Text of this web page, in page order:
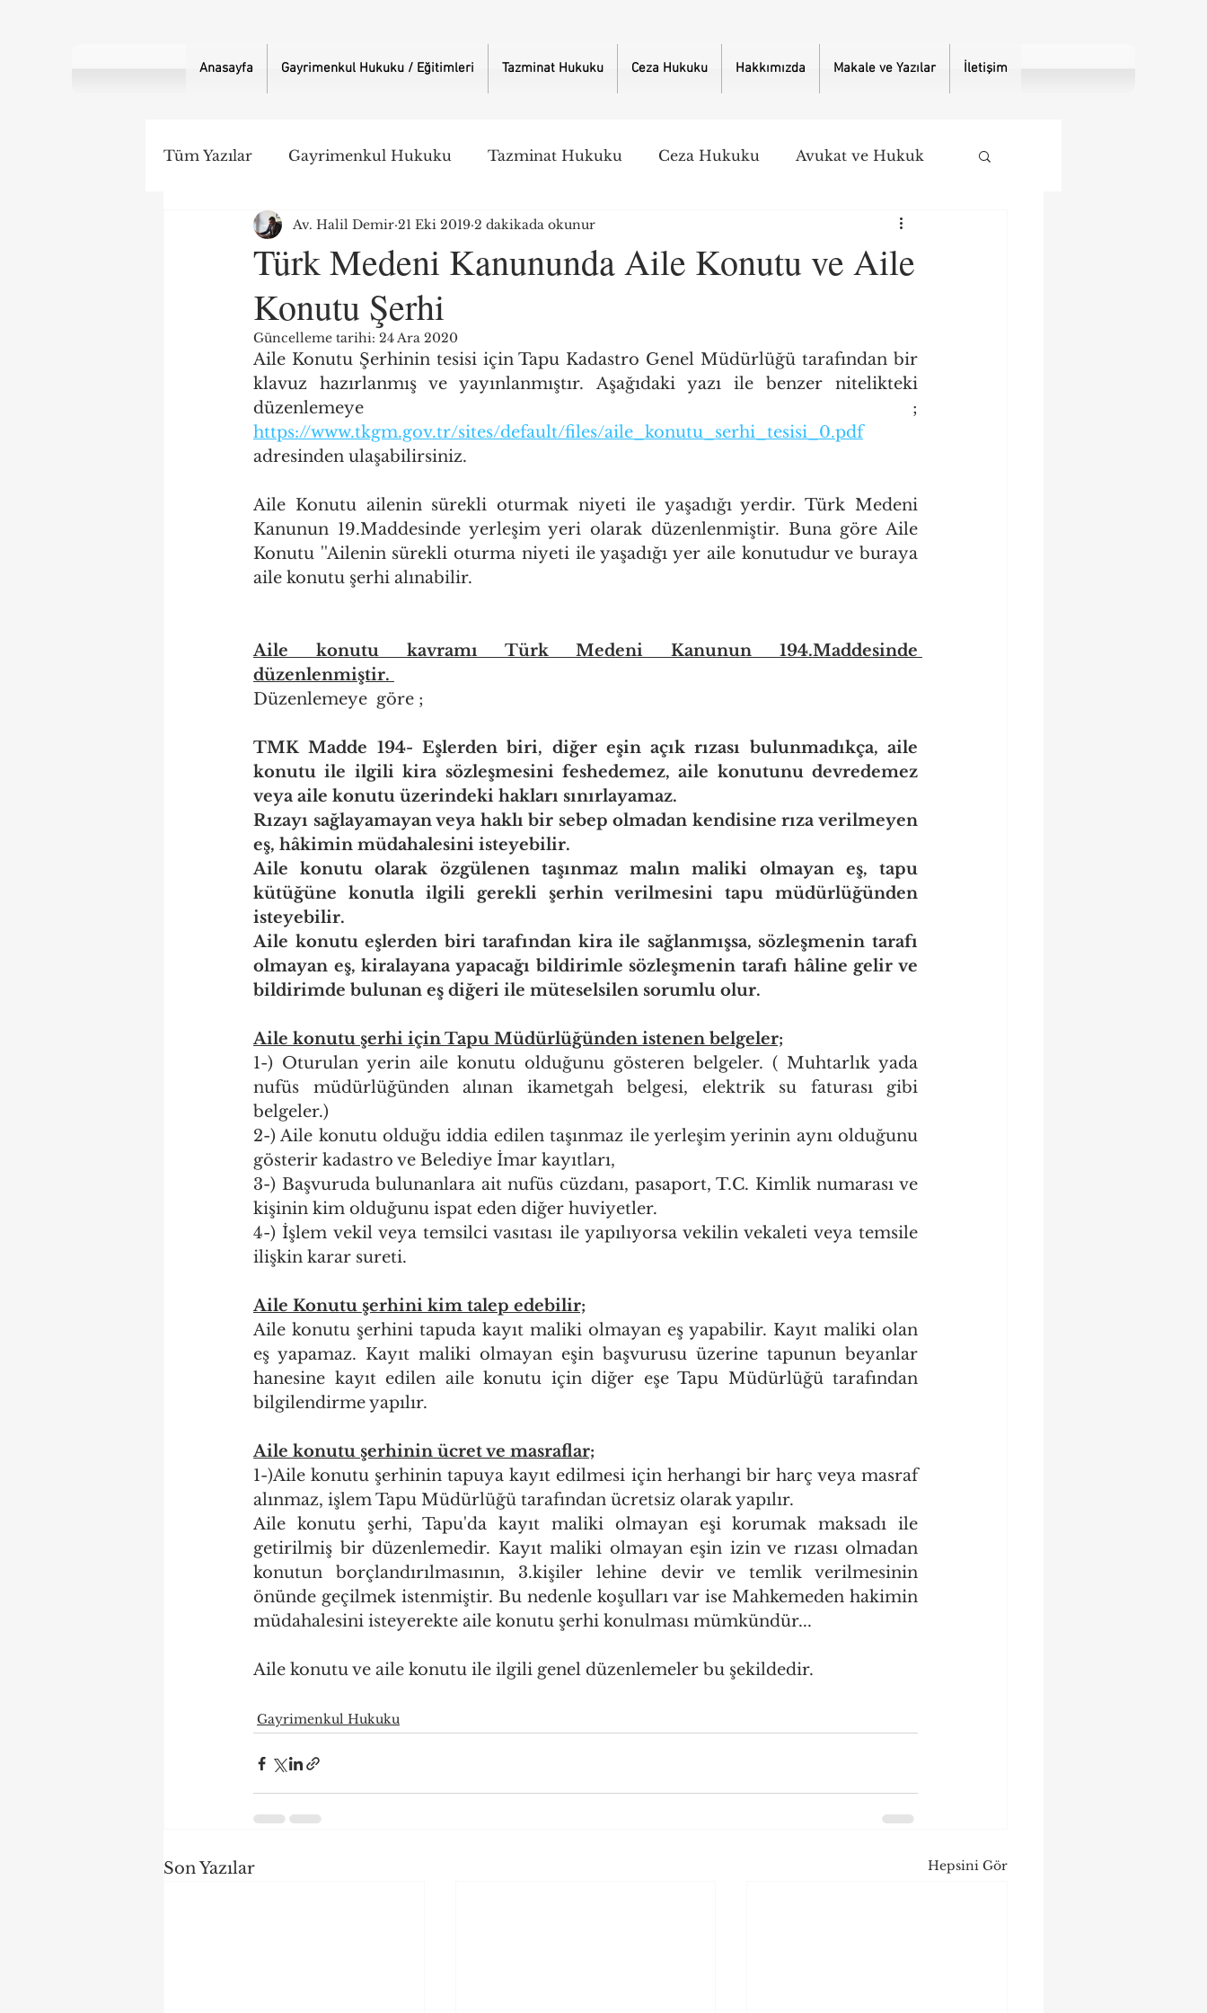
Anasayfa Gayrimenkul Hukuku / Eğitimleri Tazminat Hukuku Ceza Hukuku Hakkımızda Makale ve Yazılar İletişim
Tüm Yazılar Gayrimenkul Hukuku Tazminat Hukuku Ceza Hukuku Avukat ve Hukuk
Hukuk Gündemi
Türk Medeni Kanununda Aile Konutu ve Aile
Konutu Şerhi
Av. Halil Demir 21 Eki 2019 2 dakikada okunur
Güncelleme tarihi: 24 Ara 2020
Aile Konutu Şerhinin tesisi için Tapu Kadastro Genel Müdürlüğü tarafından bir
klavuz hazırlanmış ve yayınlanmıştır. Aşağıdaki yazı ile benzer nitelikteki
https://www.tkgm.gov.tr/sites/default/files/aile_konutu_serhi_tesisi_0.pdf
adresinden ulaşabilirsiniz.
Aile Konutu ailenin sürekli oturmak niyeti ile yaşadığı yerdir. Türk Medeni
Kanunun 19.Maddesinde yerleşim yeri olarak düzenlenmiştir. Buna göre Aile
Konutu ''Ailenin sürekli oturma niyeti ile yaşadığı yer aile konutudur ve buraya
aile konutu şerhi alınabilir.
Aile konutu kavramı Türk Medeni Kanunun 194.Maddesinde
düzenlenmiştir.
Düzenlemeye  göre ;
TMK Madde 194- Eşlerden biri, diğer eşin açık rızası bulunmadıkça, aile
konutu ile ilgili kira sözleşmesini feshedemez, aile konutunu devredemez
veya aile konutu üzerindeki hakları sınırlayamaz.
Rızayı sağlayamayan veya haklı bir sebep olmadan kendisine rıza verilmeyen
eş, hâkimin müdahalesini isteyebilir.
Aile konutu olarak özgülenen taşınmaz malın maliki olmayan eş, tapu
kütüğüne konutla ilgili gerekli şerhin verilmesini tapu müdürlüğünden
isteyebilir.
Aile konutu eşlerden biri tarafından kira ile sağlanmışsa, sözleşmenin tarafı
olmayan eş, kiralayana yapacağı bildirimle sözleşmenin tarafı hâline gelir ve
bildirimde bulunan eş diğeri ile müteselsilen sorumlu olur.
Aile konutu şerhi için Tapu Müdürlüğünden istenen belgeler;
1-) Oturulan yerin aile konutu olduğunu gösteren belgeler. ( Muhtarlık yada
nufüs müdürlüğünden alınan ikametgah belgesi, elektrik su faturası gibi
belgeler.)
2-) Aile konutu olduğu iddia edilen taşınmaz ile yerleşim yerinin aynı olduğunu
gösterir kadastro ve Belediye İmar kayıtları,
3-) Başvuruda bulunanlara ait nufüs cüzdanı, pasaport, T.C. Kimlik numarası ve
kişinin kim olduğunu ispat eden diğer huviyetler.
4-) İşlem vekil veya temsilci vasıtası ile yapılıyorsa vekilin vekaleti veya temsile
ilişkin karar sureti.
Aile Konutu şerhini kim talep edebilir;
Aile konutu şerhini tapuda kayıt maliki olmayan eş yapabilir. Kayıt maliki olan
eş yapamaz. Kayıt maliki olmayan eşin başvurusu üzerine tapunun beyanlar
hanesine kayıt edilen aile konutu için diğer eşe Tapu Müdürlüğü tarafından
bilgilendirme yapılır.
Aile konutu şerhinin ücret ve masraflar;
1-)Aile konutu şerhinin tapuya kayıt edilmesi için herhangi bir harç veya masraf
alınmaz, işlem Tapu Müdürlüğü tarafından ücretsiz olarak yapılır.
Aile konutu şerhi, Tapu'da kayıt maliki olmayan eşi korumak maksadı ile
getirilmiş bir düzenlemedir. Kayıt maliki olmayan eşin izin ve rızası olmadan
konutun borçlandırılmasının, 3.kişiler lehine devir ve temlik verilmesinin
önünde geçilmek istenmiştir. Bu nedenle koşulları var ise Mahkemeden hakimin
müdahalesini isteyerekte aile konutu şerhi konulması mümkündür...
Aile konutu ve aile konutu ile ilgili genel düzenlemeler bu şekildedir.
Gayrimenkul Hukuku
Son Yazılar Hepsini Gör